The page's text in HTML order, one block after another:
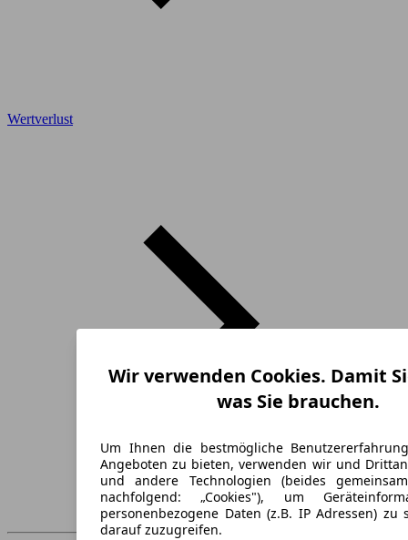
Wertverlust
Wir verwenden Cookies. Damit
was Sie brauchen.
Um Ihnen die bestmögliche
Angeboten zu bieten, verwenden wir und
und andere Technologien (beides
nachfolgend: „Cookies"), um
personenbezogene Daten (z.B. IP Adressen) zu
darauf zuzugreifen.